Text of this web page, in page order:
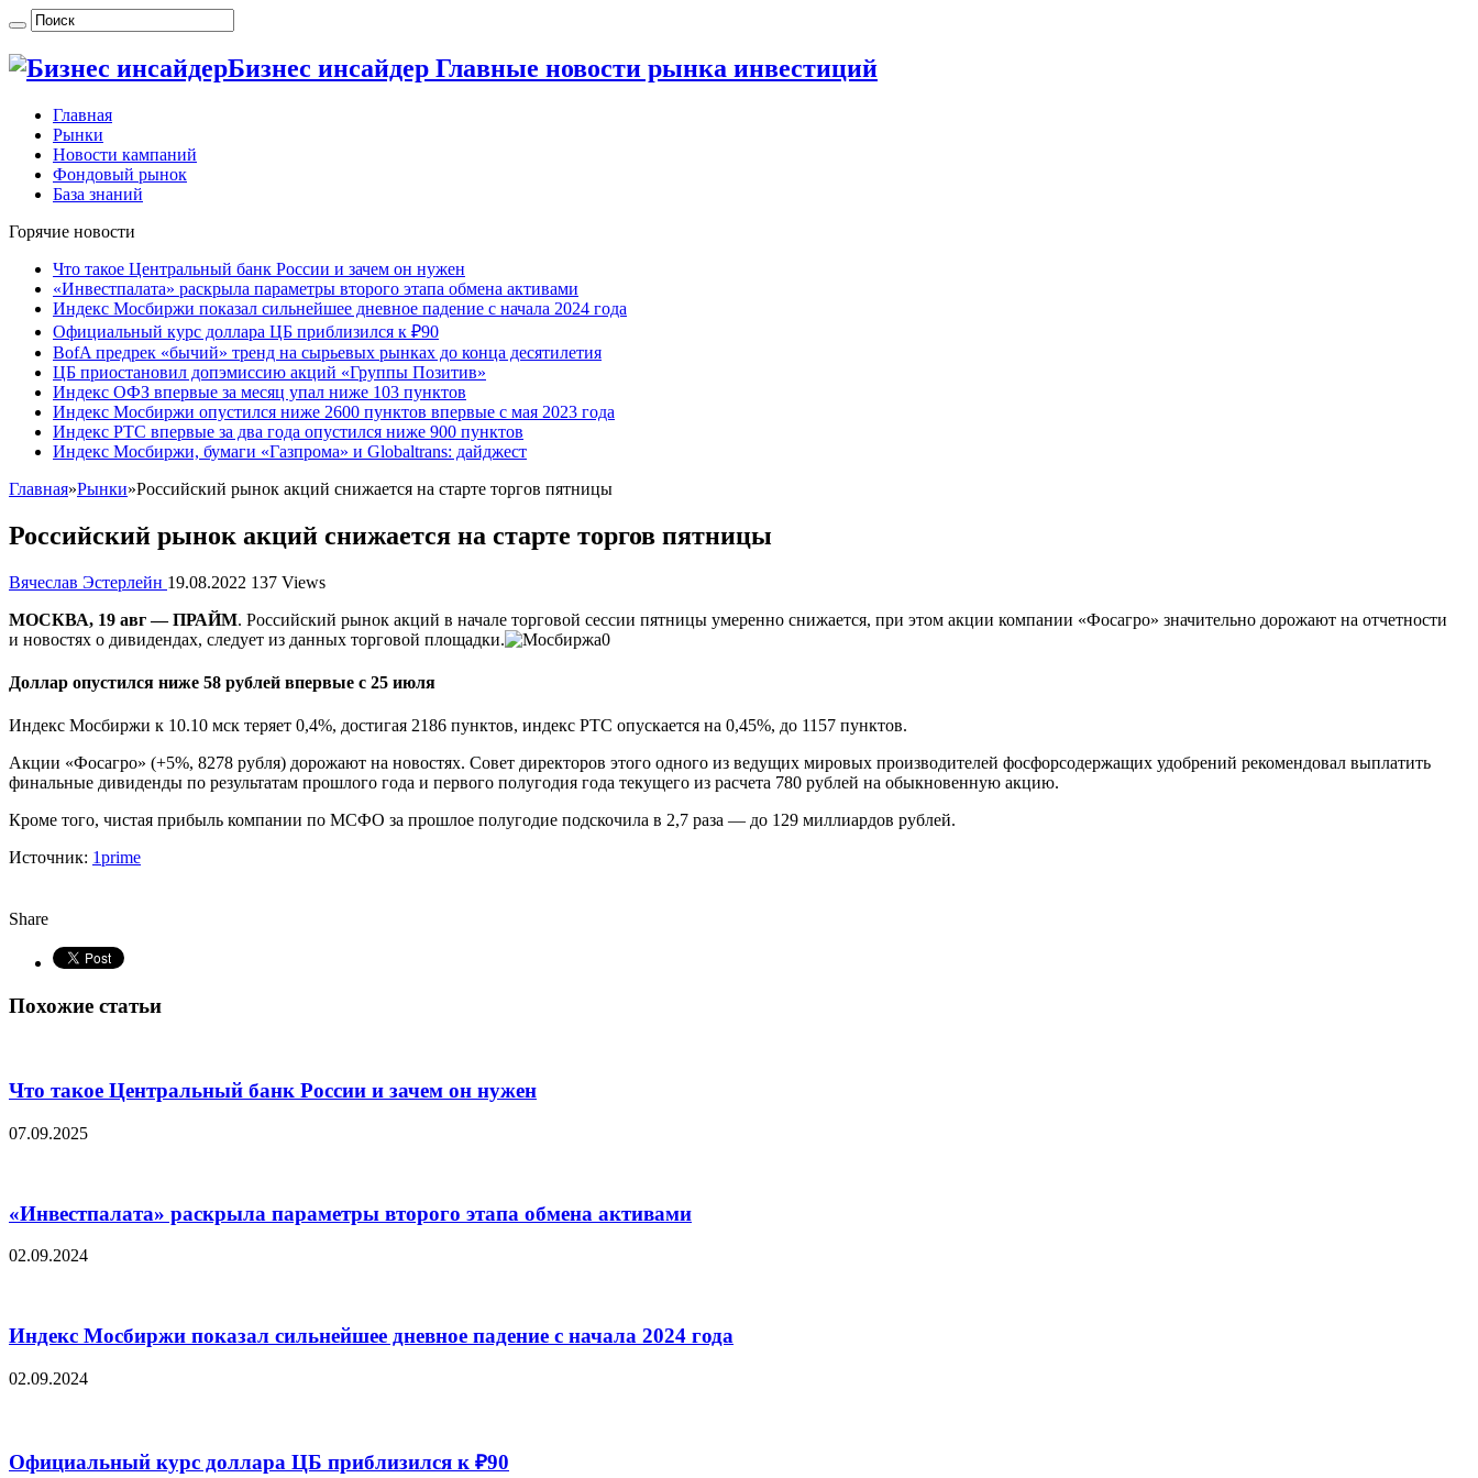
Бизнес инсайдер Главные новости рынка инвестиций
Главная
Рынки
Новости кампаний
Фондовый рынок
База знаний
Горячие новости
Что такое Центральный банк России и зачем он нужен
«Инвестпалата» раскрыла параметры второго этапа обмена активами
Индекс Мосбиржи показал сильнейшее дневное падение с начала 2024 года
Официальный курс доллара ЦБ приблизился к ₽90
BofA предрек «бычий» тренд на сырьевых рынках до конца десятилетия
ЦБ приостановил допэмиссию акций «Группы Позитив»
Индекс ОФЗ впервые за месяц упал ниже 103 пунктов
Индекс Мосбиржи опустился ниже 2600 пунктов впервые с мая 2023 года
Индекс РТС впервые за два года опустился ниже 900 пунктов
Индекс Мосбиржи, бумаги «Газпрома» и Globaltrans: дайджест
Главная»Рынки»Российский рынок акций снижается на старте торгов пятницы
Российский рынок акций снижается на старте торгов пятницы
Вячеслав Эстерлейн 19.08.2022 137 Views
МОСКВА, 19 авг — ПРАЙМ. Российский рынок акций в начале торговой сессии пятницы умеренно снижается, при этом акции компании «Фосагро» значительно дорожают на отчетности
и новостях о дивидендах, следует из данных торговой площадки.
Доллар опустился ниже 58 рублей впервые с 25 июля
Индекс Мосбиржи к 10.10 мск теряет 0,4%, достигая 2186 пунктов, индекс РТС опускается на 0,45%, до 1157 пунктов.
Акции «Фосагро» (+5%, 8278 рубля) дорожают на новостях. Совет директоров этого одного из ведущих мировых производителей фосфорсодержащих удобрений рекомендовал выплатить
финальные дивиденды по результатам прошлого года и первого полугодия года текущего из расчета 780 рублей на обыкновенную акцию.
Кроме того, чистая прибыль компании по МСФО за прошлое полугодие подскочила в 2,7 раза — до 129 миллиардов рублей.
Источник: 1prime
Share
Похожие статьи
Что такое Центральный банк России и зачем он нужен
07.09.2025
«Инвестпалата» раскрыла параметры второго этапа обмена активами
02.09.2024
Индекс Мосбиржи показал сильнейшее дневное падение с начала 2024 года
02.09.2024
Официальный курс доллара ЦБ приблизился к ₽90